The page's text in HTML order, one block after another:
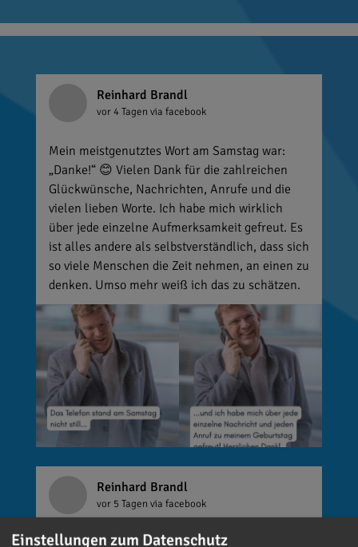
Reinhard Brandl
vor 4 Tagen via facebook
Mein meistgenutztes Wort am Samstag war:
„Danke!“ 😊 Vielen Dank für die zahlreichen
Glückwünsche, Nachrichten, Anrufe und die
vielen lieben Worte. Ich habe mich wirklich
über jede einzelne Aufmerksamkeit gefreut. Es
ist alles andere als selbstverständlich, dass sich
so viele Menschen die Zeit nehmen, an einen zu
denken. Umso mehr weiß ich das zu schätzen.
Reinhard Brandl
vor 5 Tagen via facebook
🚨 Neues EU-Gesetz seit dem 2. August! Ab
Einstellungen zum Datenschutz